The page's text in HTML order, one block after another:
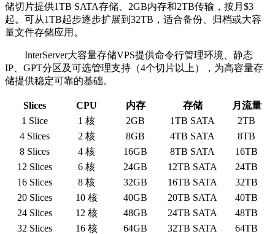
储切片提供1TB SATA存储、2GB内存和2TB传输，按月$3
起。可从1TB起步逐步扩展到32TB，适合备份、归档或大容
量文件存储应用。
InterServer大容量存储VPS提供命令行管理环境、静态
IP、GPT分区及可选管理支持（4个切片以上），为高容量存
储提供稳定可靠的基础。
Slices CPU 内存 存储
月流量
1 Slice
1 核 2GB 1TB SATA
2TB
4 Slices
2 核 8GB 4TB SATA
8TB
8 Slices
4 核 16GB 8TB SATA
16TB
12 Slices
6 核 24GB 12TB SATA
24TB
16 Slices
8 核 32GB 16TB SATA
32TB
20 Slices
10 核 40GB 20TB SATA
40TB
24 Slices
12 核 48GB 24TB SATA
48TB
32 Slices
16 核 64GB 32TB SATA 64TB